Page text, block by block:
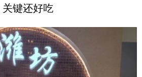
关键还好吃